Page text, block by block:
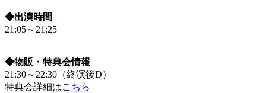
◆出演時間
21:05～21:25
◆物販・特典会情報
21:30～22:30（終演後D）
特典会詳細はこちら